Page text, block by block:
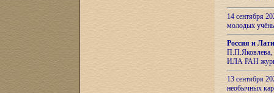
14 сентября
молодых
Россия и
П.П.Яковлева,
ИЛА РАН
13 сентября
необычных